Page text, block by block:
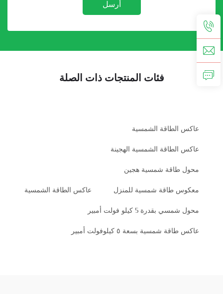
أرسل
فئات المنتجات ذات الصلة
عاكس الطاقة الشمسية
عاكس الطاقة الشمسية الهجينة
محول طاقة شمسية هجين
معكوس طاقة شمسية للمنزل عاكس الطاقة الشمسية
محول شمسي بقدرة 5 كيلو فولت أمبير
عاكس طاقة شمسية بسعة ٥ كيلوفولت أمبير